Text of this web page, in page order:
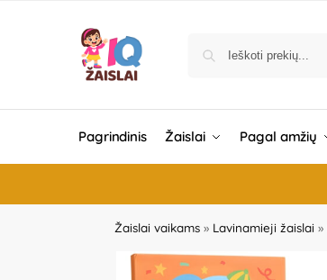
Pagrindinis Žaislai Pagal amžių
Žaislai vaikams » Lavinamieji žaislai »